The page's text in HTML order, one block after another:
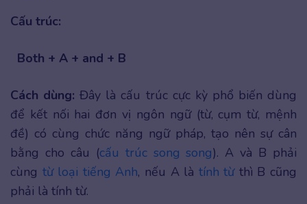
Cấu trúc:
Both + A + and + B
Cách dùng: Đây là cấu trúc cực kỳ phổ biến dùng
để kết nối hai đơn vị ngôn ngữ (từ, cụm từ, mệnh
đề) có cùng chức năng ngữ pháp, tạo nên sự cân
bằng cho câu (cấu trúc song song). A và B phải
cùng từ loại tiếng Anh, nếu A là tính từthì B cũng
phải là tính từ.